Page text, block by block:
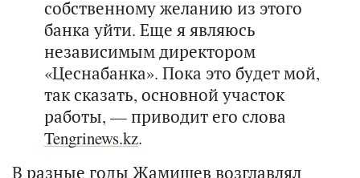
собственному желанию из этого
банка уйти. Еще я являюсь
независимым директором
«Цеснабанка». Пока это будет мой,
так сказать, основной участок
работы, — приводит его слова
Tengrinews.kz.
В разные годы Жамишев возглавлял